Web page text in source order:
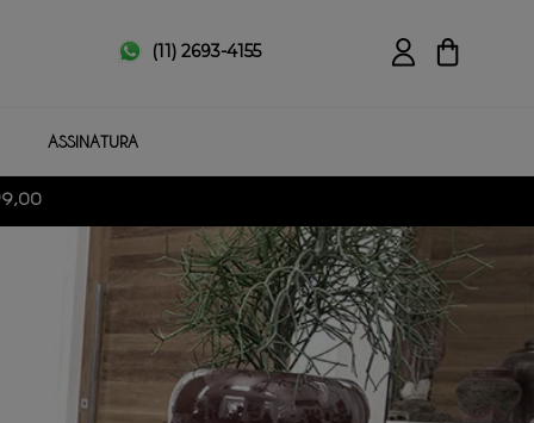
(11) 2693-4155
ASSINATURA